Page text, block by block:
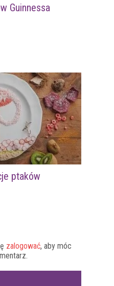
Guinnessa
ptaków
zalogować, aby móc